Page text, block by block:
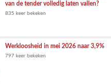
van de tender volledig laten vallen?
835 keer bekeken
Werkloosheid in mei 2026 naar 3,9%
797 keer bekeken